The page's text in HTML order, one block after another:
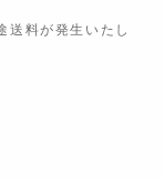
送料が発生いたし